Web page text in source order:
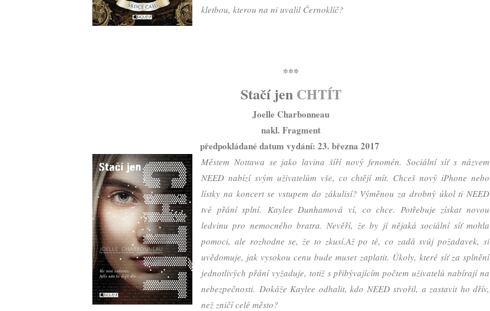
kletbou, kterou na ni uvalil Černoklíč?
***
Stačí jen CHTÍT
Joelle Charbonneau
nakl. Fragment
předpokládané datum vydání: 23. března 2017
Městem Nottawa se jako lavina šíří nový fenomén. Sociální síť s názvem
NEED nabízí svým uživatelům vše, co chtějí mít. Chceš nový iPhone nebo
lístky na koncert se vstupem do zákulisí? Výměnou za drobný úkol ti NEED
tvé přání splní. Kaylee Dunhamová ví, co chce. Potřebuje získat novou
ledvinu pro nemocného bratra. Nevěří, že by jí nějaká sociální síť mohla
pomoci, ale rozhodne se, že to zkusí.Až po té, co zadá svůj požadavek, si
uvědomuje, jak vysokou cenu bude muset zaplatit. Úkoly, které síť za splnění
jednotlivých přání vyžaduje, totiž s přibývajícím počtem uživatelů nabírají na
nebezpečnosti. Dokáže Kaylee odhalit, kdo NEED stvořil, a zastavit ho dřív,
než zničí celé město?